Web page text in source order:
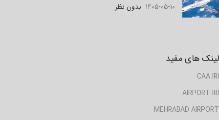
۱۴۰۵-۰۵-۱۰ بدون نظر
لینک های مفید
CAA.IRI
AIRPORT.IRI
MEHRABAD AIRPORT